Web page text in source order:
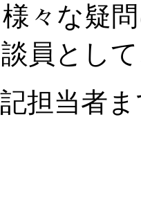
々な疑
員とし
担当者